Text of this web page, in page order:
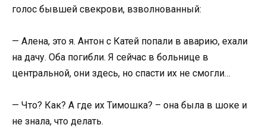
голос бывшей свекрови, взволнованный:
— Алена, это я. Антон с Катей попали в аварию, ехали
на дачу. Оба погибли. Я сейчас в больнице в
центральной, они здесь, но спасти их не смогли…
— Что? Как? А где их Тимошка? – она была в шоке и
не знала, что делать.